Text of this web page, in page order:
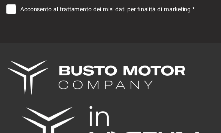
Acconsento al trattamento dei miei dati per finalità di marketing *